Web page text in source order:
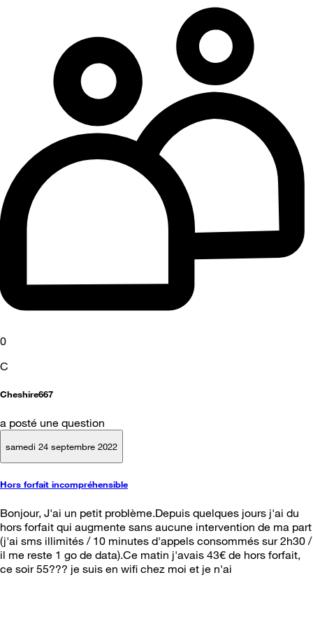
0
C
Cheshire667
a posté une question
samedi 24 septembre 2022
Hors forfait incompréhensible
Bonjour, J'ai un petit problème.Depuis quelques jours j'ai du
hors forfait qui augmente sans aucune intervention de ma part
(j'ai sms illimités / 10 minutes d'appels consommés sur 2h30 /
il me reste 1 go de data).Ce matin j'avais 43€ de hors forfait,
ce soir 55??? je suis en wifi chez moi et je n'ai